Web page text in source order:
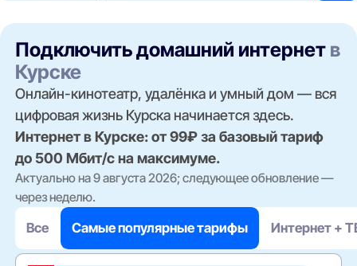
Подключить домашний интернет в
Курске
Онлайн-кинотеатр, удалёнка и умный дом — вся
цифровая жизнь Курска начинается здесь.
Интернет в Курске: от 99₽ за базовый тариф
до 500 Мбит/с на максимуме.
Актуально на 9 августа 2026; следующее обновление —
через неделю.
Все Самые популярные тарифы Интернет +